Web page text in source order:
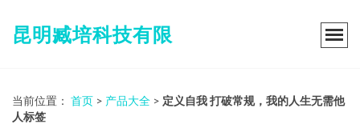
昆明臧培科技有限
当前位置： 首页 > 产品大全 > 定义自我 打破常规，我的人生无需他
人标签